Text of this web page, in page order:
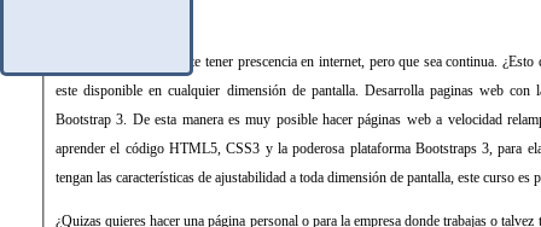
Hoy en día es importante tener prescencia en internet, pero que sea continua.
este disponible en cualquier dimensión de pantalla. Desarrolla paginas web
Bootstrap 3. De esta manera es muy posible hacer páginas web a velocidad
aprender el código HTML5, CSS3 y la poderosa plataforma Bootstraps 3, para
tengan las características de ajustabilidad a toda dimensión de pantalla, este curso es
¿Quizas quieres hacer una página personal o para la empresa donde trabajas o